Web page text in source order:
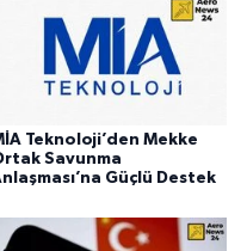
Teknoloji’den Mekke
Savunma
Güçlü Destek